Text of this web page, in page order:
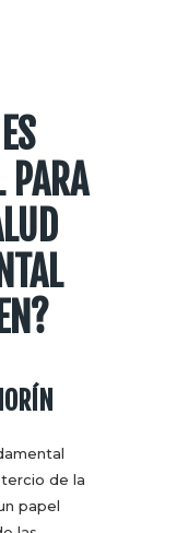
PARA
de la
papel